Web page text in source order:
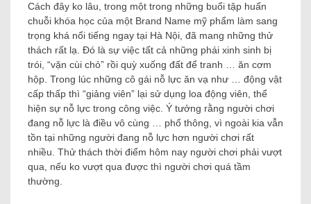
Cách đây ko lâu, trong một trong những buổi tập huấn
chuỗi khóa học của một Brand Name mỹ phẩm làm sang
trọng khá nổi tiếng ngay tại Hà Nội, đã mang những thử
thách rất lạ. Đó là sự việc tất cả những phái xinh sinh bị
trói, “vặn cùi chỏ” rồi quỳ xuống đất để tranh … ăn cơm
hộp. Trong lúc những cô gái nỗ lực ăn vạ như … động vật
cấp thấp thì “giảng viên” lại sử dụng loa động viên, thể
hiện sự nỗ lực trong công việc. Ý tưởng rằng người chơi
đang nỗ lực là điều vô cùng … phổ thông, vì ngoài kia vẫn
tồn tại những người đang nỗ lực hơn người chơi rất
nhiều. Thử thách thời điểm hôm nay người chơi phải vượt
qua, nếu ko vượt qua được thì người chơi quá tầm
thường.